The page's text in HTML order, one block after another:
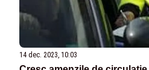
14 dec. 2023, 10:03